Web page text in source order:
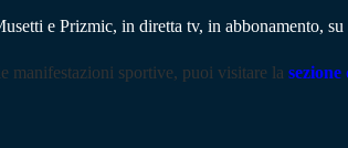
e Prizmic, in diretta tv, in abbonamento, su
manifestazioni sportive, puoi visitare la sezione